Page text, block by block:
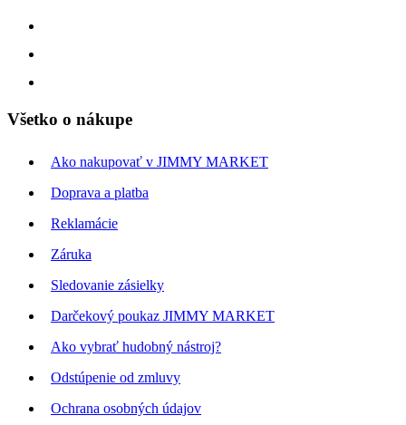
Všetko o nákupe
Ako nakupovať v JIMMY MARKET
Doprava a platba
Reklamácie
Záruka
Sledovanie zásielky
Darčekový poukaz JIMMY MARKET
Ako vybrať hudobný nástroj?
Odstúpenie od zmluvy
Ochrana osobných údajov